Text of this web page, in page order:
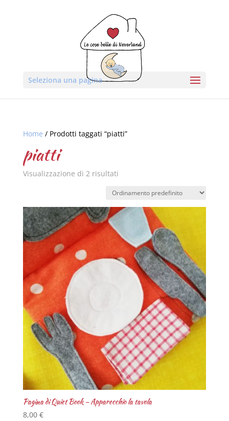
Seleziona una pagina
Home / Prodotti taggati “piatti”
piatti
Visualizzazione di 2 risultati
Pagina di Quiet Book – Apparecchio la tavola
8,00 €